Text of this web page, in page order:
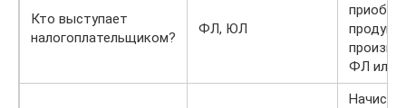
Кто выступает
налогоплательщиком?
ФЛ, ЮЛ
ФЛ или